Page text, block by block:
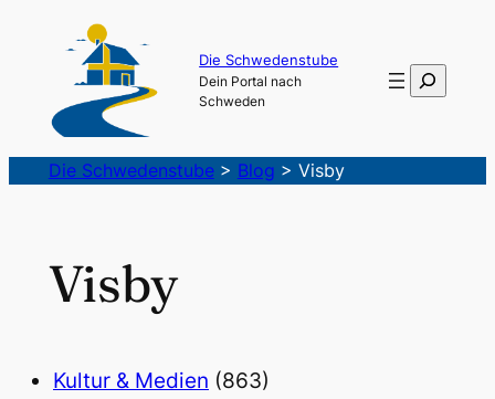
Die Schwedenstube
Dein Portal nach
Schweden
Suchen
Die Schwedenstube> Blog > Visby
Visby
Kultur & Medien (863)